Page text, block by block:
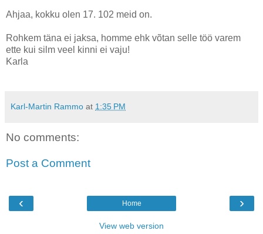
Ahjaa, kokku olen 17. 102 meid on.
Rohkem täna ei jaksa, homme ehk võtan selle töö varem
ette kui silm veel kinni ei vaju!
Karla
Karl-Martin Rammo at 1:35 PM
No comments:
Post a Comment
‹ ›
Home
View web version